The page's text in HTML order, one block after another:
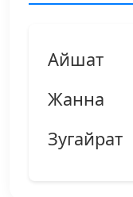
Айшат
Жанна
Зугайрат